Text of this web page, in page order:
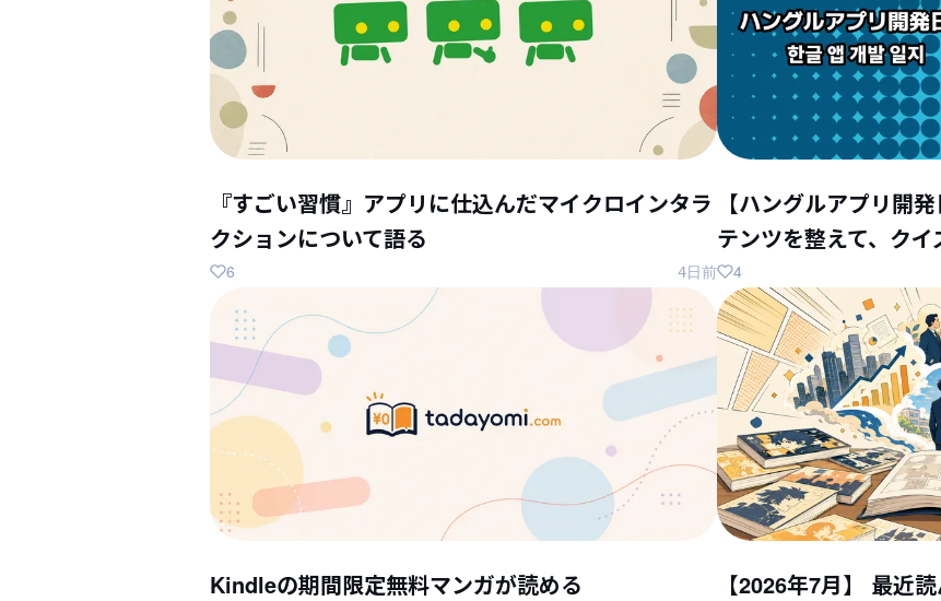
『すごい習慣』アプリに仕込んだマイクロインタラ
クションについて語る
4日前
6
【ハングルアプリ開
テンツを整えて、ク
4
Kindleの期間限定無料マンガが読める
【2026年7月】 最近